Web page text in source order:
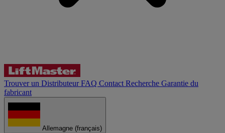
Trouver un DistributeurFAQ Contact Recherche Garantie du
fabricant
Allemagne (français)